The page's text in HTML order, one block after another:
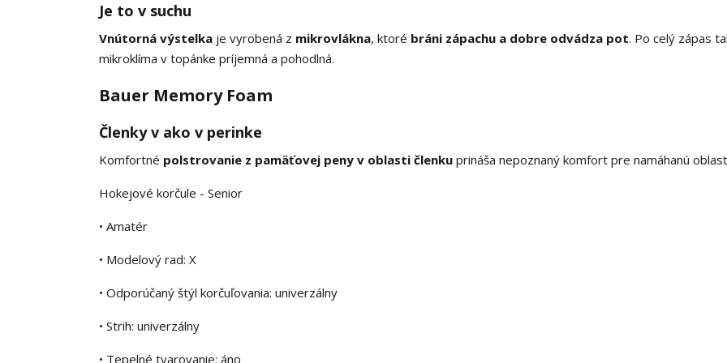
Je to v suchu
Vnútorná výstelka je vyrobená z mikrovlákna, ktoré bráni zápachu a dobre odvádza pot. Po celý zápas
mikroklíma v topánke príjemná a pohodlná.
Bauer Memory Foam
Členky v ako v perinke
Komfortné polstrovanie z pamäťovej peny v oblasti členku prináša nepoznaný komfort pre namáhanú
Hokejové korčule - Senior
• Amatér
• Modelový rad: X
• Odporúčaný štýl korčuľovania: univerzálny
• Strih: univerzálny
• Tepelné tvarovanie: áno